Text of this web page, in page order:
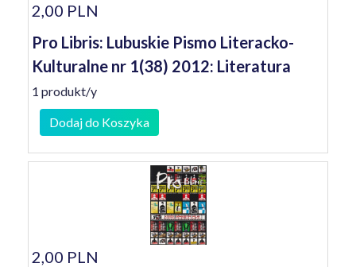
2,00 PLN
Pro Libris: Lubuskie Pismo Literacko-
Kulturalne nr 1(38) 2012: Literatura
1 produkt/y
Dodaj do Koszyka
2,00 PLN